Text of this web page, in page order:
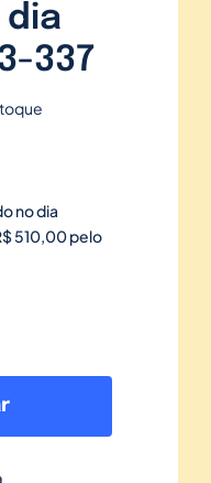
dia
337
no dia
510,00 pelo